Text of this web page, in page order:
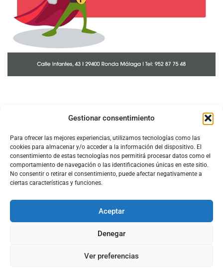
Gestionar consentimiento
Para ofrecer las mejores experiencias, utilizamos tecnologías como las
cookies para almacenar y/o acceder a la información del dispositivo. El
consentimiento de estas tecnologías nos permitirá procesar datos como el
comportamiento de navegación o las identificaciones únicas en este sitio.
No consentir o retirar el consentimiento, puede afectar negativamente a
ciertas características y funciones.
Aceptar
Denegar
Ver preferencias